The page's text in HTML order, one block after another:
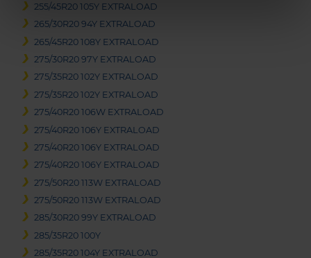
255/45R20 105Y EXTRALOAD
265/30R20 94Y EXTRALOAD
265/45R20 108Y EXTRALOAD
275/30R20 97Y EXTRALOAD
275/35R20 102Y EXTRALOAD
275/35R20 102Y EXTRALOAD
275/40R20 106W EXTRALOAD
275/40R20 106Y EXTRALOAD
275/40R20 106Y EXTRALOAD
275/40R20 106Y EXTRALOAD
275/50R20 113W EXTRALOAD
275/50R20 113W EXTRALOAD
285/30R20 99Y EXTRALOAD
285/35R20 100Y
285/35R20 104Y EXTRALOAD